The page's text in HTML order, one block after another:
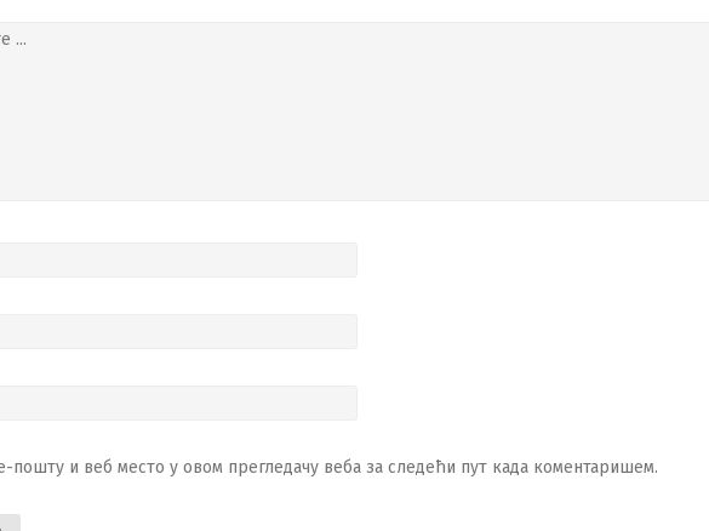
е-пошту и веб место у овом прегледачу веба за следећи пут када коментаришем.